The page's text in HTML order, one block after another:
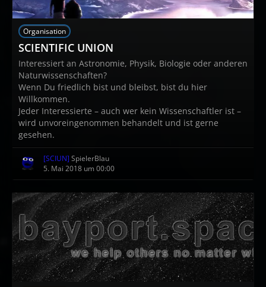
Organisation
SCIENTIFIC UNION
Interessiert an Astronomie, Physik, Biologie oder anderen
Naturwissenschaften?
Wenn Du friedlich bist und bleibst, bist du hier
Willkommen.
Jeder Interessierte – auch wer kein Wissenschaftler ist –
wird unvoreingenommen behandelt und ist gerne
gesehen.
[SCIUN] SpielerBlau
5. Mai 2018 um 00:00